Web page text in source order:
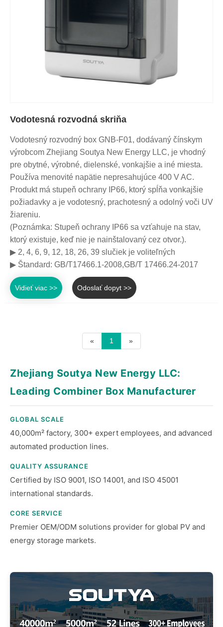
Vodotesná rozvodná skriňa
Vodotesný rozvodný box GNB-F01, dodávaný čínskym
výrobcom Zhejiang Soutya New Energy LLC, je vhodný
pre obytné, výrobné, dielenské, vonkajšie a iné miesta.
Používa menovité napätie nepresahujúce 400 V AC.
Produkt má stupeň ochrany IP66, ktorý spĺňa vonkajšie
požiadavky a je vodotesný, prachotesný a odolný voči UV
žiareniu.
(Poznámka: Stupeň ochrany IP66 sa vzťahuje na stav,
ktorý existuje, keď nie je nainštalovaný cez otvor.).
▶ 2, 4, 6, 9, 12, 18, 26, 39 slučiek je voliteľných
▶ Štandard: GB/T17466.1-2008,GB/T 17466.24-2017
Vidieť viac >> Odoslať dopyt >>
« 1 »
Zhejiang Soutya New Energy LLC:
Leading Combiner Box Manufacturer
GLOBAL SCALE
40,000m² factory, 300+ expert employees, and advanced
automated production lines.
QUALITY ASSURANCE
Certified by ISO 9001, ISO 14001, and ISO 45001
international standards.
CORE SERVICE
Premier OEM/ODM solutions provider for global PV and
energy storage markets.